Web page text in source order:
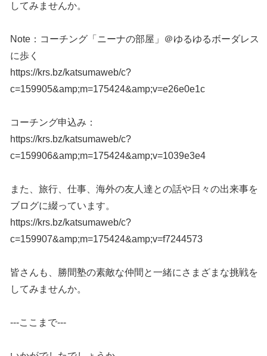
してみませんか。
Note：コーチング「ニーナの部屋」＠ゆるゆるボーダレス
に歩く
https://krs.bz/katsumaweb/c?
c=159905&amp;m=175424&amp;v=e26e0e1c
コーチング申込み：
https://krs.bz/katsumaweb/c?
c=159906&amp;m=175424&amp;v=1039e3e4
また、旅行、仕事、海外の友人達との話や日々の出来事を
ブログに綴っています。
https://krs.bz/katsumaweb/c?
c=159907&amp;m=175424&amp;v=f7244573
皆さんも、勝間塾の素敵な仲間と一緒にさまざまな挑戦を
してみませんか。
---ここまで---